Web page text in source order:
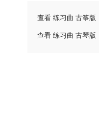
查看 练习曲 古筝版
查看 练习曲 古琴版